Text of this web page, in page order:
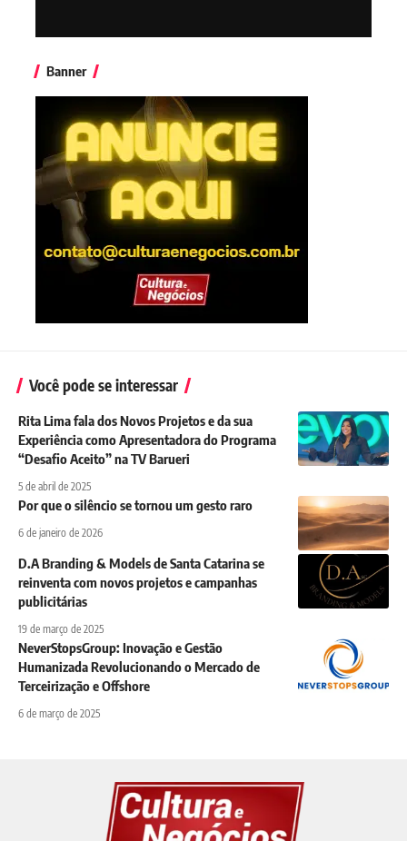
Banner
Você pode se interessar
Rita Lima fala dos Novos Projetos e da sua
Experiência como Apresentadora do Programa
“Desafio Aceito” na TV Barueri
5 de abril de 2025
Por que o silêncio se tornou um gesto raro
6 de janeiro de 2026
D.A Branding & Models de Santa Catarina se
reinventa com novos projetos e campanhas
publicitárias
19 de março de 2025
NeverStopsGroup: Inovação e Gestão
Humanizada Revolucionando o Mercado de
Terceirização e Offshore
6 de março de 2025